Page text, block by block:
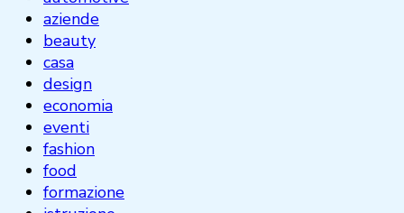
aziende
beauty
casa
design
economia
eventi
fashion
food
formazione